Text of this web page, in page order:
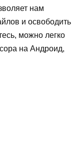
нам
и освободить
можно легко
на Андроид,